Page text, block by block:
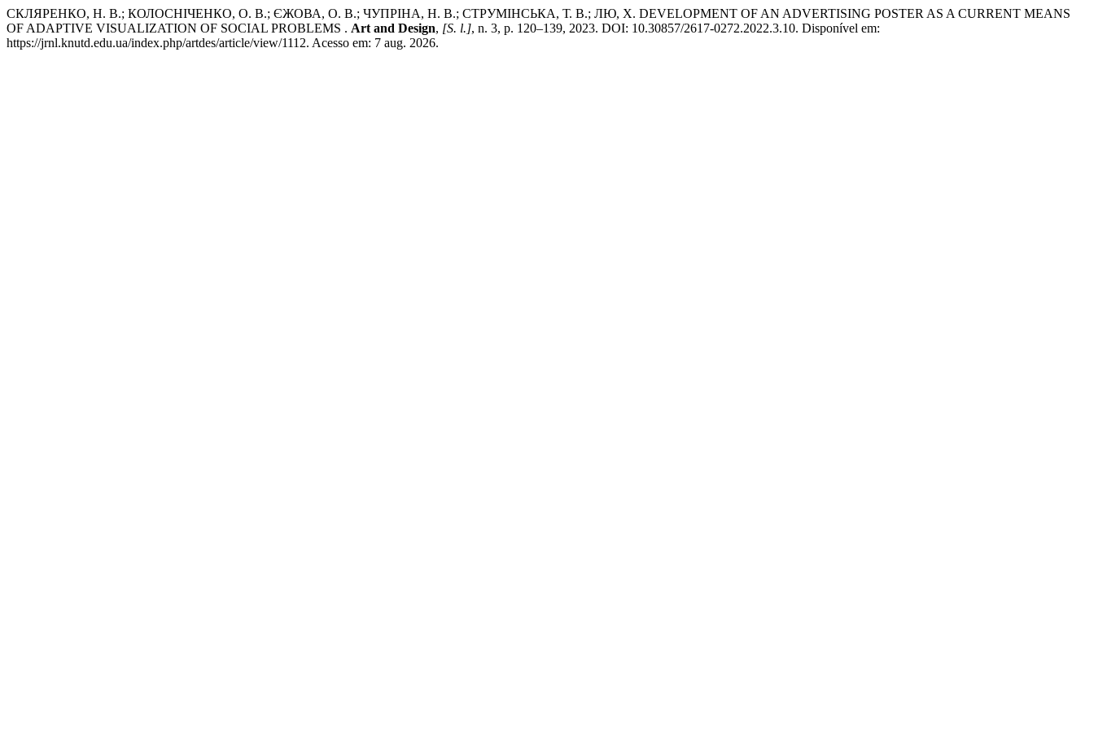
СКЛЯРЕНКО, Н. В.; КОЛОСНІЧЕНКО, О. В.; ЄЖОВА, О. В.; ЧУПРІНА, Н. В.; СТРУМІНСЬКА, Т. В.; ЛЮ, Х. DEVELOPMENT OF AN ADVERTISING POSTER AS A CURRENT MEANS
OF ADAPTIVE VISUALIZATION OF SOCIAL PROBLEMS . Art and Design, [S. l.], n. 3, p. 120–139, 2023. DOI: 10.30857/2617-0272.2022.3.10. Disponível em:
https://jrnl.knutd.edu.ua/index.php/artdes/article/view/1112. Acesso em: 7 aug. 2026.